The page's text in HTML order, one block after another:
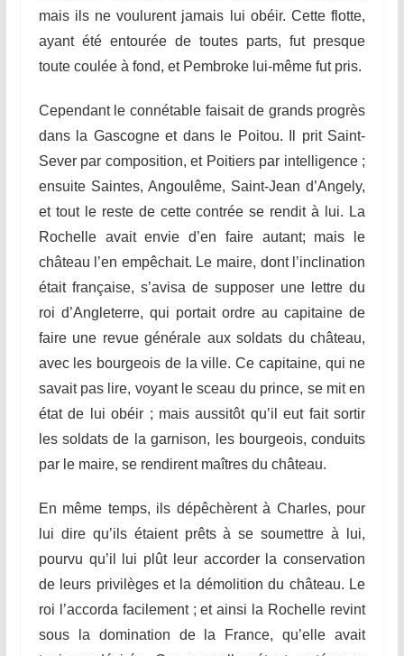
mais ils ne voulurent jamais lui obéir. Cette flotte,
ayant été entourée de toutes parts, fut presque
toute coulée à fond, et Pembroke lui-même fut pris.
Cependant le connétable faisait de grands progrès
dans la Gascogne et dans le Poitou.
prit Saint-
Sever par composition, et Poitiers par intelligence ;
ensuite Saintes, Angoulême, Saint-Jean d’Angely,
et toutle reste de cette contrée se rendit à lui. La
Rochelle avait envie d’en faireautant; mais le
château l’en empêchait. Le maire, dont l’inclination
était française, s’avisa de supposer une lettre du
roi d’Angleterre, qui portait ordre au capitaine de
faire une revue générale aux soldats du château,
avec les bourgeois de la ville. Ce capitaine, qui ne
savait pas lire, voyant le sceau du prince, se mit en
état de lui obéir ; mais aussitôt qu’il eut fait sortir
les soldats de la garnison, les bourgeois, conduits
par le maire, se rendirent maîtres du château.
En même temps, ils dépêchèrent à Charles, pour
lui dire qu’ils étaient prêts à sesoumettre à lui,
pourvu qu’il lui plût leur accorder la conservation
de leurs privilèges et la démolition du château. Le
roi l’accorda facilement ; et ainsi la Rochelle revint
sous la domination de la France, qu’elle avait